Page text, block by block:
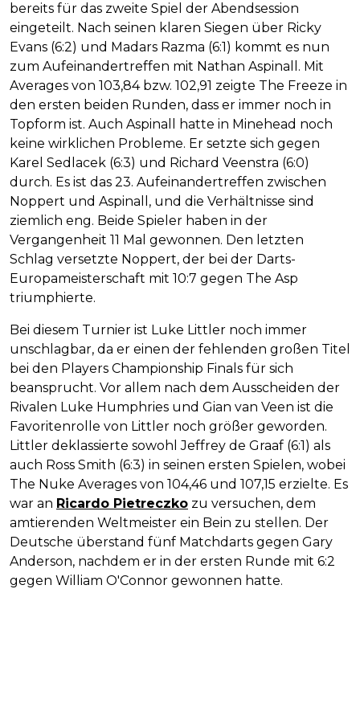
bereits für das zweite Spiel der Abendsession
eingeteilt. Nach seinen klaren Siegen über Ricky
Evans (6:2) und Madars Razma (6:1) kommt es nun
zum Aufeinandertreffen mit Nathan Aspinall. Mit
Averages von 103,84 bzw. 102,91 zeigte The Freeze in
den ersten beiden Runden, dass er immer noch in
Topform ist. Auch Aspinall hatte in Minehead noch
keine wirklichen Probleme. Er setzte sich gegen
Karel Sedlacek (6:3) und Richard Veenstra (6:0)
durch. Es ist das 23. Aufeinandertreffen zwischen
Noppert und Aspinall, und die Verhältnisse sind
ziemlich eng. Beide Spieler haben in der
Vergangenheit 11 Mal gewonnen. Den letzten
Schlag versetzte Noppert, der bei der Darts-
Europameisterschaft mit 10:7 gegen The Asp
triumphierte.
Bei diesem Turnier ist Luke Littler noch immer
unschlagbar, da er einen der fehlenden großen Titel
bei den Players Championship Finals für sich
beansprucht. Vor allem nach dem Ausscheiden der
Rivalen Luke Humphries und Gian van Veen ist die
Favoritenrolle von Littler noch größer geworden.
Littler deklassierte sowohl Jeffrey de Graaf (6:1) als
auch Ross Smith (6:3) in seinen ersten Spielen, wobei
The Nuke Averages von 104,46 und 107,15 erzielte. Es
war an Ricardo Pietreczko zu versuchen, dem
amtierenden Weltmeister ein Bein zu stellen. Der
Deutsche überstand fünf Matchdarts gegen Gary
Anderson, nachdem er in der ersten Runde mit 6:2
gegen William O'Connor gewonnen hatte.